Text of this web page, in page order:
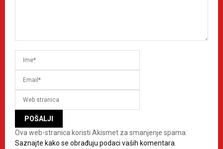
Ova web-stranica koristi Akismet za smanjenje spama.
Saznajte kako se obrađuju podaci vaših komentara.